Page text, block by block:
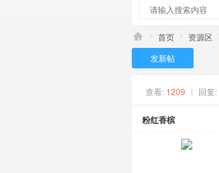
首页 资源区
发新帖
查看: 1209 | 回复:
粉红香槟